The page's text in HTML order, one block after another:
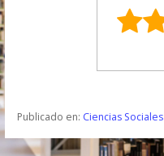
Publicado en: Ciencias Sociales